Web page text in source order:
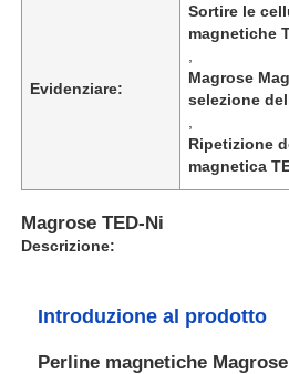
Evidenziare:
Sortire le
magnetiche
Magrose
selezione
Ripetizione
magnetica
Magrose TED-Ni
Descrizione:
Introduzione al prodotto
Perline magnetiche